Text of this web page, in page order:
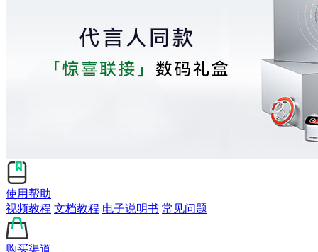
使用帮助
视频教程 文档教程 电子说明书 常见问题
购买渠道